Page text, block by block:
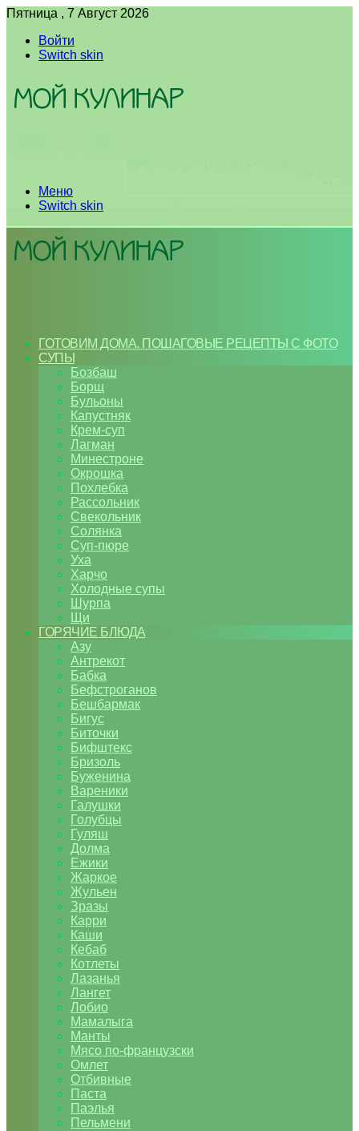
Пятница , 7 Август 2026
Войти
Switch skin
Меню
Switch skin
ГОТОВИМ ДОМА. ПОШАГОВЫЕ РЕЦЕПТЫ С ФОТО
СУПЫ
Бозбаш
Борщ
Бульоны
Капустняк
Крем-суп
Лагман
Минестроне
Окрошка
Похлебка
Рассольник
Свекольник
Солянка
Суп-пюре
Уха
Харчо
Холодные супы
Шурпа
Щи
ГОРЯЧИЕ БЛЮДА
Азу
Антрекот
Бабка
Бефстроганов
Бешбармак
Бигус
Биточки
Бифштекс
Бризоль
Буженина
Вареники
Галушки
Голубцы
Гуляш
Долма
Ежики
Жаркое
Жульен
Зразы
Карри
Каши
Кебаб
Котлеты
Лазанья
Лангет
Лобио
Мамалыга
Манты
Мясо по-французски
Омлет
Отбивные
Паста
Паэлья
Пельмени